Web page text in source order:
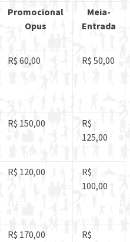
Promocional
Opus
Meia-
Entrada
R$ 60,00 R$ 50,00
R$ 150,00
R$
125,00
R$ 120,00
R$
100,00
R$ 170,00
R$